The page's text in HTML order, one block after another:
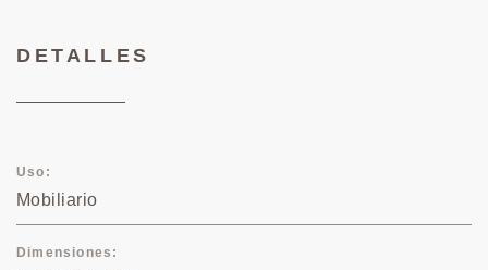
DETALLES
Uso
Mobiliario
Dimensiones